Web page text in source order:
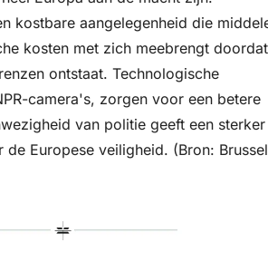
kostbare aangelegenheid die
kosten met zich meebrengt doordat
ontstaat. Technologische
camera's, zorgen voor een betere
van politie geeft een sterker
Europese veiligheid. (Bron: